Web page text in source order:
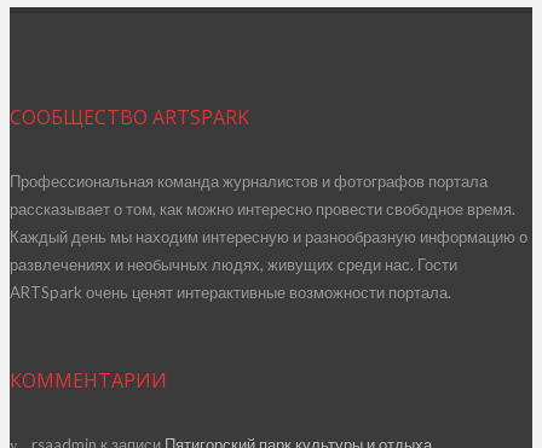
СООБЩЕСТВО ARTSPARK
Профессиональная команда журналистов и фотографов портала
рассказывает о том, как можно интересно провести свободное время.
Каждый день мы находим интересную и разнообразную информацию о
развлечениях и необычных людях, живущих среди нас. Гости
ARTSpark очень ценят интерактивные возможности портала.
КОММЕНТАРИИ
rsaadmin к записи Пятигорский парк культуры и отдыха